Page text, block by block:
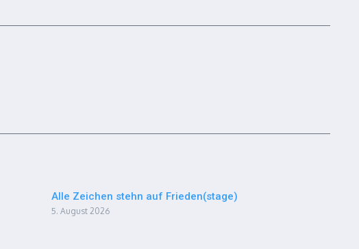
Alle Zeichen stehn auf Frieden(stage)
5. August 2026